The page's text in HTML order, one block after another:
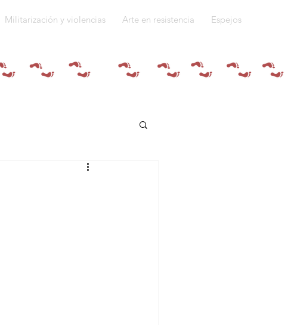
Militarización y violencias Arte en resistencia Espejos
Quiénes somos